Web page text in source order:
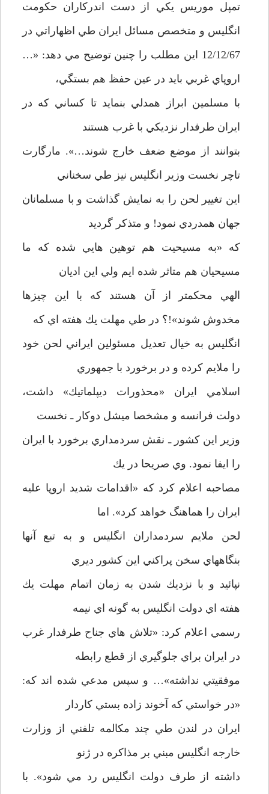
تمپل موريس يكي از دست اندركاران حكومت
انگليس و متخصص مسائل ايران طي اظهاراتي در
12/12/67 اين مطلب را چنين توضيح مي دهد: «…
اروپاي غربي بايد در عين حفظ هم بستگي،
با مسلمين ابراز همدلي بنمايد تا كساني كه در
ايران طرفدار نزديكي با غرب هستند
بتوانند از موضع ضعف خارج شوند…». مارگارت
تاچر نخست وزير انگليس نيز طي سخناني
اين تغيير لحن را به نمايش گذاشت و با مسلمانان
جهان همدردي نمود! و متذكر گرديد
كه «به مسيحيت هم توهين هايي شده كه ما
مسيحيان هم متاثر شده ايم ولي اين اديان
الهي محكمتر از آن هستند كه با اين چيزها
مخدوش شوند»!؟ در طي مهلت يك هفته اي كه
انگليس به خيال تعديل مسئولين ايراني لحن خود
را ملايم كرده و در برخورد با جمهوري
اسلامي ايران «محذورات ديپلماتيك» داشت،
دولت فرانسه و مشخصا ميشل دوكار ـ نخست
وزير اين كشور ـ نقش سردمداري برخورد با ايران
را ايفا نمود. وي صريحا در يك
مصاحبه اعلام كرد كه «اقدامات شديد اروپا عليه
ايران را هماهنگ خواهد كرد». اما
لحن ملايم سردمداران انگليس و به تبع آنها
بنگاههاي سخن پراكني اين كشور ديري
نپائيد و با نزديك شدن به زمان اتمام مهلت يك
هفته اي دولت انگليس به گونه اي نيمه
رسمي اعلام كرد: «تلاش هاي جناح طرفدار غرب
در ايران براي جلوگيري از قطع رابطه
موفقيتي نداشته»… و سپس مدعي شده اند كه:
«در خواستي كه آخوند زاده بستي كاردار
ايران در لندن طي چند مكالمه تلفني از وزارت
خارجه انگليس مبني بر مذاكره در ژنو
داشته از طرف دولت انگليس رد مي شود». با